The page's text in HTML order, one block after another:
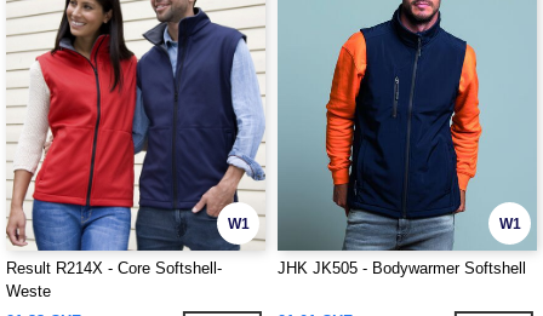
W1
Result R214X - Core Softshell-
Weste
W1
JHK JK505 - Bodywarmer Softshell